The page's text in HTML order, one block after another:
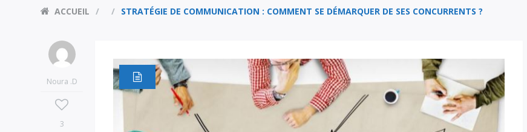
ACCUEIL STRATÉGIE DE COMMUNICATION : COMMENT SE DÉMARQUER DE SES CONCURRENTS ?
Noura .D
3